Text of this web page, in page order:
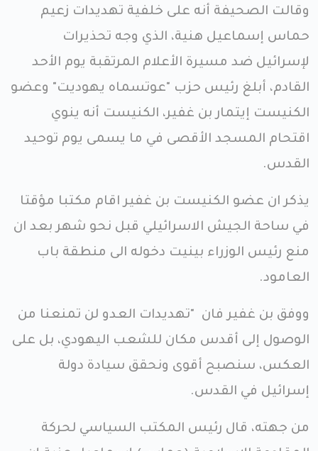
وقالت الصحيفة أنه على خلفية تهديدات زعيم
حماس إسماعيل هنية، الذي وجه تحذيرات
لإسرائيل ضد مسيرة الأعلام المرتقبة يوم الأحد
القادم، أبلغ رئيس حزب "عوتسماه يهوديت" وعضو
الكنيست إيتمار بن غفير، الكنيست أنه ينوي
اقتحام المسجد الأقصى في ما يسمى يوم توحيد
القدس.
يذكر ان عضو الكنيست بن غفير اقام مكتبا مؤقتا
في ساحة الجيش الاسرائيلي قبل نحو شهر بعد ان
منع رئيس الوزراء بينيت دخوله الى منطقة باب
العامود.
ووفق بن غفير فان "تهديدات العدو لن تمنعنا من
الوصول إلى أقدس مكان للشعب اليهودي، بل على
العكس، سنصبح أقوى ونحقق سيادة دولة
إسرائيل في القدس.
من جهته، قال رئيس المكتب السياسي لحركة